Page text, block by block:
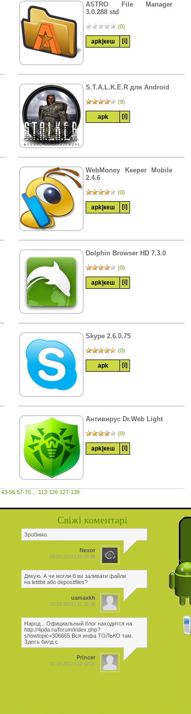
ASTRO File Manager
3.0.288 std
(0)
apk| кеш [i]
S.T.A.L.K.E.R для Android
(9)
apk [i]
WebMoney Keeper Mobile
2.4.6
(0)
apk| кеш [i]
Dolphin Browser HD 7.3.0
(0)
apk| кеш [i]
Skype 2.6.0.75
(0)
apk [i]
Антивирус Dr.Web Light
(0)
apk| кеш [i]
43-56 57-70 113-126 127-139
Свіжі коментарі
Зробимо.
Nexor
28.03.2013 | 19.29.56
Дякую. А чи могли б ви заливати файли
на letitbit або depositfiles?
uamaxkh
27.03.2013 | 21.22.06
Народ... Официальный блог находится на
http://4pda.ru/forum/index.php?
showtopic=306665 Вся инфа ТОЛЬКО там.
Здесь билд с
Princer
21.10.2012 | 12.32.35